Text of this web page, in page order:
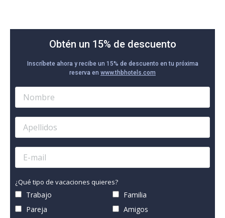
Obtén un 15% de descuento
Inscríbete ahora y recibe un 15% de descuento en tu próxima
reserva en www.thbhotels.com
¿Qué tipo de vacaciones quieres?
Trabajo
Familia
Pareja
Amigos